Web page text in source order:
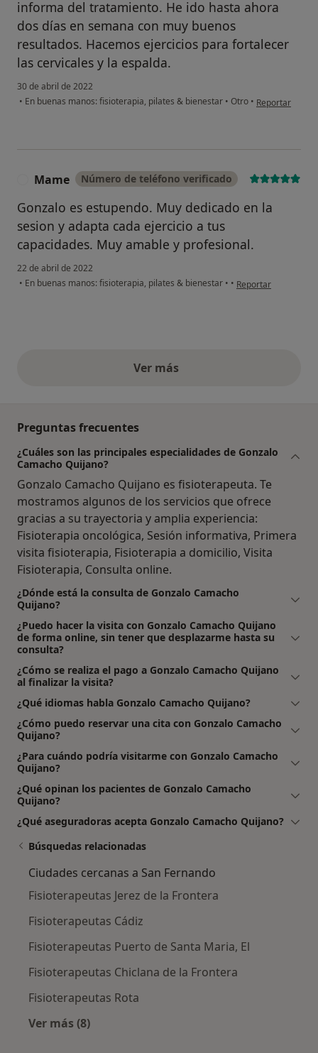
informa del tratamiento. He ido hasta ahora
dos días en semana con muy buenos
resultados. Hacemos ejercicios para fortalecer
las cervicales y la espalda.
30 de abril de 2022
• En buenas manos: fisioterapia, pilates & bienestar • Otro • en opinión del
Reportar
Mame Número de teléfono verificado
Gonzalo es estupendo. Muy dedicado en la
sesion y adapta cada ejercicio a tus
capacidades. Muy amable y profesional.
22 de abril de 2022
• En buenas manos: fisioterapia, pilates & bienestar • • en opinión del
Reportar
Ver másopiniones anteriores
Preguntas frecuentes
¿Cuáles son las principales especialidades de Gonzalo
Camacho Quijano?
Gonzalo Camacho Quijano es fisioterapeuta. Te
mostramos algunos de los servicios que ofrece
gracias a su trayectoria y amplia experiencia:
Fisioterapia oncológica, Sesión informativa, Primera
visita fisioterapia, Fisioterapia a domicilio, Visita
Fisioterapia, Consulta online.
¿Dónde está la consulta de Gonzalo Camacho
Quijano?
¿Puedo hacer la visita con Gonzalo Camacho Quijano
de forma online, sin tener que desplazarme hasta su
consulta?
¿Cómo se realiza el pago a Gonzalo Camacho Quijano
al finalizar la visita?
¿Qué idiomas habla Gonzalo Camacho Quijano?
¿Cómo puedo reservar una cita con Gonzalo Camacho
Quijano?
¿Para cuándo podría visitarme con Gonzalo Camacho
Quijano?
¿Qué opinan los pacientes de Gonzalo Camacho
Quijano?
¿Qué aseguradoras acepta Gonzalo Camacho Quijano?
Búsquedas relacionadas
Ciudades cercanas a San Fernando
Fisioterapeutas Jerez de la Frontera
Fisioterapeutas Cádiz
Fisioterapeutas Puerto de Santa Maria, El
Fisioterapeutas Chiclana de la Frontera
Fisioterapeutas Rota
Ver más (8)